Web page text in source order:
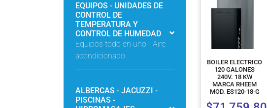
EQUIPOS - UNIDADES DE
CONTROL DE
TEMPERATURA Y
CONTROL DE HUMEDAD
Equipos todo en uno - Aire
acondicionado
ALBERCAS - JACUZZI -
PISCINAS -
BOILER ELECTRICO
120 GALONES
240V. 18 KW
MARCA RHEEM
MOD. ES120-18-G